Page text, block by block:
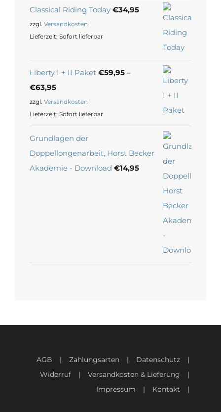
Classical Riding Today €34,95
zzgl. Versandkosten
Lieferzeit: Sofort lieferbar
Liberty I + II Paket €59,95 –
€63,95
zzgl. Versandkosten
Lieferzeit: Sofort lieferbar
Grundlagen der
Doppellongenarbeit, Horst Becker
Akademie - Download €14,95
AGB Zahlungsarten
Datenschutz
Widerruf
Versandkosten & Lieferung
Impressum
Kontakt